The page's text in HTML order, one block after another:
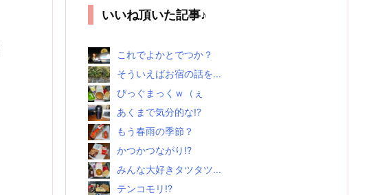
いいね頂いた記事♪
これでよかとでつか？
そういえばお宿の話を...
ぴっぐまっくｗ（ぇ
あくまで気分的な!?
もう春雨の季節？
かつかつながり!?
みんな大好きタツタツ...
テンコモリ!?